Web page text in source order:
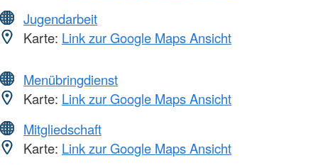
Jugendarbeit
Karte: Link zur Google Maps Ansicht
Menübringdienst
Karte: Link zur Google Maps Ansicht
Mitgliedschaft
Karte: Link zur Google Maps Ansicht